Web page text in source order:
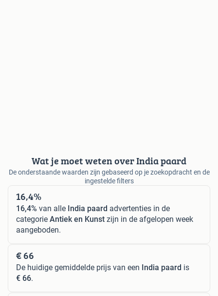
Wat je moet weten over India paard
De onderstaande waarden zijn gebaseerd op je zoekopdracht en de
ingestelde filters
16,4%
16,4% van alle India paard advertenties in de
categorie Antiek en Kunst zijn in de afgelopen week
aangeboden.
€ 66
De huidige gemiddelde prijs van een India paard is
€ 66.